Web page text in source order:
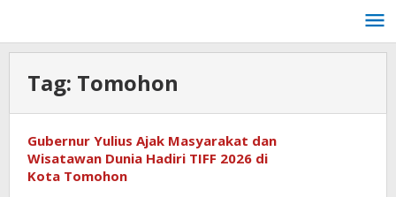
konten
Tag: Tomohon
Gubernur Yulius Ajak Masyarakat dan
Wisatawan Dunia Hadiri TIFF 2026 di
Kota Tomohon